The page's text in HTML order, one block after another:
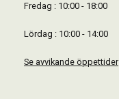
Fredag : 10:00 - 18:00
Lördag : 10:00 - 14:00
Se avvikande öppettider